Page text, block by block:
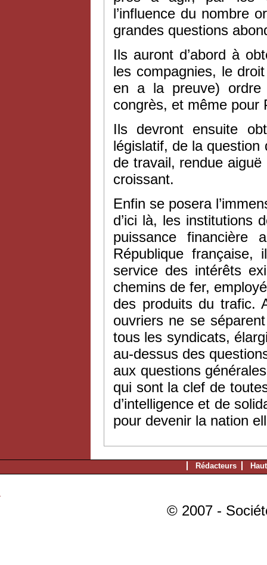
l’influence du nombre
grandes questions
Ils auront d’abord à
les compagnies, le
en a la preuve)
congrès, et même pour
Ils devront ensuite
législatif, de la
de travail, rendue
croissant.
Enfin se posera
d’ici là, les institutions
puissance
République
service des intérêts
chemins de fer,
des produits du trafic.
ouvriers ne se
tous les syndicats,
au-dessus des
aux questions
qui sont la clef de
d’intelligence et de
pour devenir la nation
Rédacteurs
© 2007 -